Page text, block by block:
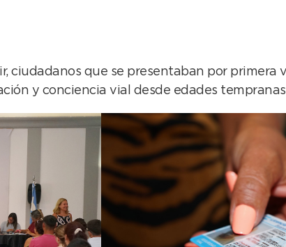
ciudadanos que se presentaban por primera
y conciencia vial desde edades